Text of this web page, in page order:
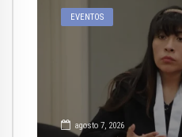
EVENTOS
agosto 7, 2026